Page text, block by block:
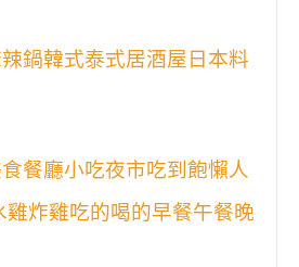
鍋韓式泰式居酒屋日本料
餐廳小吃夜市吃到飽懶人
雞炸雞吃的喝的早餐午餐晚